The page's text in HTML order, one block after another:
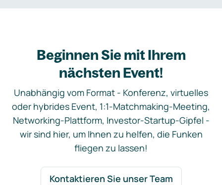
Beginnen Sie mit Ihrem
nächsten Event!
Unabhängig vom Format - Konferenz, virtuelles
oder hybrides Event, 1:1-Matchmaking-Meeting,
Networking-Plattform, Investor-Startup-Gipfel -
wir sind hier, um Ihnen zu helfen, die Funken
fliegen zu lassen!
Kontaktieren Sie unser Team